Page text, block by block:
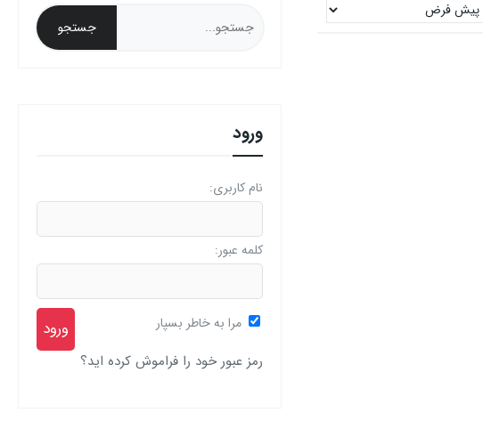
ورود
نام کاربری:
کلمه عبور:
مرا به خاطر بسپار
رمز عبور خود را فراموش کرده اید؟